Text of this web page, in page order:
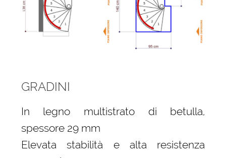
GRADINI
In legno multistrato di betulla,
spessore 29 mm
Elevata stabilità e alta resistenza